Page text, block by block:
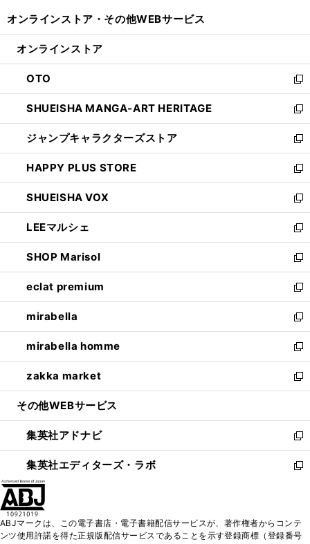
開
ン
ウ
で
開
く
ウ
ン
ド
ウ
で
開
く
オンラインストア・ その他WEBサービス
オンラインストア
OTO
新
し
い
ウ
ィ
ン
ド
ウ
で
開
く
SHUEISHA MANGA-ART HERITAGE
新
し
い
ウ
ィ
ン
ド
ウ
で
開
く
ジャンプキャラクターズストア
新
し
い
ウ
ィ
ン
ド
ウ
で
開
く
HAPPY PLUS STORE
新
し
い
ウ
ィ
ン
ド
ウ
で
開
く
SHUEISHA VOX
新
し
い
ウ
ィ
ン
ド
ウ
で
開
く
LEEマルシェ
新
し
い
ウ
ィ
ン
ド
ウ
で
開
く
SHOP Marisol
新
し
い
ウ
ィ
ン
ド
ウ
で
開
eclat premium
新
し
い
ウ
ィ
ン
ド
ウ
開
く
mirabella
新
し
い
ウ
ィ
ン
ウ
で
開
く
mirabella homme
新
し
い
ウ
ン
ド
ウ
で
zakka market
新
し
ウ
ィ
ン
ド
く
その他WEBサービス
集英社アドナビ
新
し
い
ド
ウ
集英社エディターズ・ラボ
新
ィ
ン
ABJマークは、この電子書店・電子書籍配信サービスが、著作権者からコンテ
ンツ使用許諾を得た正規版配信サービスであることを示す登録商標（登録番号